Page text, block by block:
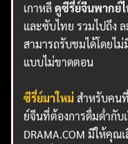
เกาหลีดูซีรี่ย์จีนพากย์
และซับไทย รวมไปถึง
สามารถรับชมได้โดยไ
แบบไม่ขาดตอน
ซีรี่ย์มาใหม่ สำหรับคน
ย์จีนที่ต้องการดื่มด่ำกับ
DRAMA.COM มีให้คุ